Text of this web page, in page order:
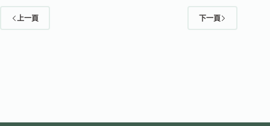
上一頁 下一頁